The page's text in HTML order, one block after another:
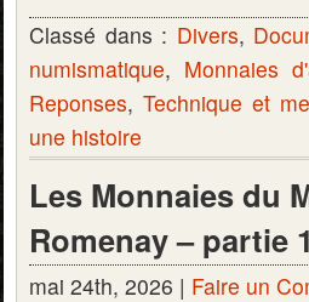
Classé dans : Divers,
numismatique, Monnaies
Reponses, Technique et
une histoire
Les Monnaies du
Romenay – partie
mai 24th, 2026 | Faire un